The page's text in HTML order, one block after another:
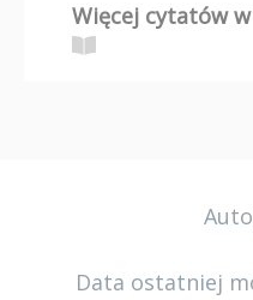
Więcej cytatów
Data ostatniej